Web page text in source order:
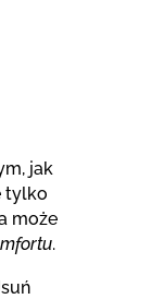
jak
tylko
może
.